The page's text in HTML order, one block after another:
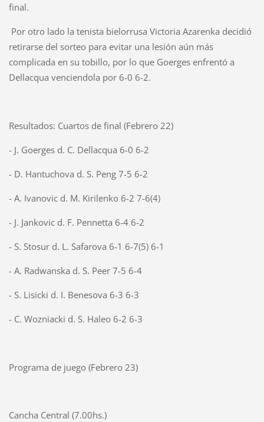
final.
Por otro lado la tenista bielorrusa Victoria Azarenka decidió
retirarse del sorteo para evitar una lesión aún más
complicada en su tobillo, por lo que Goerges enfrentó a
Dellacqua venciendola por 6-0 6-2.
Resultados: Cuartos de final (Febrero 22)
- J. Goerges d. C. Dellacqua 6-0 6-2
- D. Hantuchova d. S. Peng 7-5 6-2
- A. Ivanovic d. M. Kirilenko 6-2 7-6(4)
- J. Jankovic d. F. Pennetta 6-4 6-2
- S. Stosur d. L. Safarova 6-1 6-7(5) 6-1
- A. Radwanska d. S. Peer 7-5 6-4
- S. Lisicki d. I. Benesova 6-3 6-3
- C. Wozniacki d. S. Haleo 6-2 6-3
Programa de juego (Febrero 23)
Cancha Central (7.00hs.)